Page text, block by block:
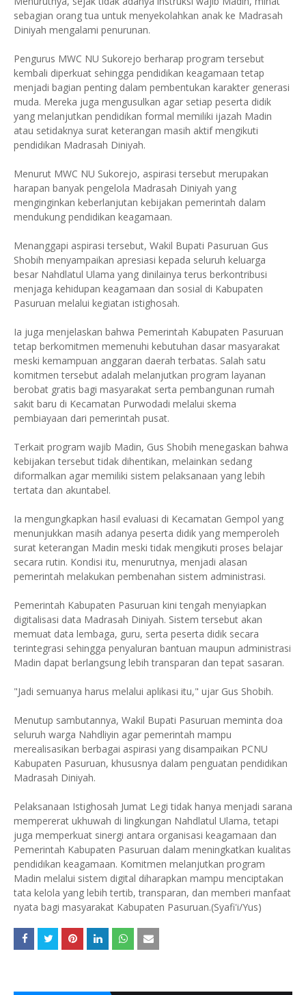
sebagian orang tua untuk menyekolahkan anak ke Madrasah
Diniyah mengalami penurunan.
Pengurus MWC NU Sukorejo berharap program tersebut
kembali diperkuat sehingga pendidikan keagamaan tetap
menjadi bagian penting dalam pembentukan karakter generasi
muda. Mereka juga mengusulkan agar setiap peserta didik
yang melanjutkan pendidikan formal memiliki ijazah Madin
atau setidaknya surat keterangan masih aktif mengikuti
pendidikan Madrasah Diniyah.
Menurut MWC NU Sukorejo, aspirasi tersebut merupakan
harapan banyak pengelola Madrasah Diniyah yang
menginginkan keberlanjutan kebijakan pemerintah dalam
mendukung pendidikan keagamaan.
Menanggapi aspirasi tersebut, Wakil Bupati Pasuruan Gus
Shobih menyampaikan apresiasi kepada seluruh keluarga
besar Nahdlatul Ulama yang dinilainya terus berkontribusi
menjaga kehidupan keagamaan dan sosial di Kabupaten
Pasuruan melalui kegiatan istighosah.
Ia juga menjelaskan bahwa Pemerintah Kabupaten Pasuruan
tetap berkomitmen memenuhi kebutuhan dasar masyarakat
meski kemampuan anggaran daerah terbatas. Salah satu
komitmen tersebut adalah melanjutkan program layanan
berobat gratis bagi masyarakat serta pembangunan rumah
sakit baru di Kecamatan Purwodadi melalui skema
pembiayaan dari pemerintah pusat.
Terkait program wajib Madin, Gus Shobih menegaskan bahwa
kebijakan tersebut tidak dihentikan, melainkan sedang
diformalkan agar memiliki sistem pelaksanaan yang lebih
tertata dan akuntabel.
Ia mengungkapkan hasil evaluasi di Kecamatan Gempol yang
menunjukkan masih adanya peserta didik yang memperoleh
surat keterangan Madin meski tidak mengikuti proses belajar
secara rutin. Kondisi itu, menurutnya, menjadi alasan
pemerintah melakukan pembenahan sistem administrasi.
Pemerintah Kabupaten Pasuruan kini tengah menyiapkan
digitalisasi data Madrasah Diniyah. Sistem tersebut akan
memuat data lembaga, guru, serta peserta didik secara
terintegrasi sehingga penyaluran bantuan maupun administrasi
Madin dapat berlangsung lebih transparan dan tepat sasaran.
"Jadi semuanya harus melalui aplikasi itu," ujar Gus Shobih.
Menutup sambutannya, Wakil Bupati Pasuruan meminta doa
seluruh warga Nahdliyin agar pemerintah mampu
merealisasikan berbagai aspirasi yang disampaikan PCNU
Kabupaten Pasuruan, khususnya dalam penguatan pendidikan
Madrasah Diniyah.
Pelaksanaan Istighosah Jumat Legi tidak hanya menjadi sarana
mempererat ukhuwah di lingkungan Nahdlatul Ulama, tetapi
juga memperkuat sinergi antara organisasi keagamaan dan
Pemerintah Kabupaten Pasuruan dalam meningkatkan kualitas
pendidikan keagamaan. Komitmen melanjutkan program
Madin melalui sistem digital diharapkan mampu menciptakan
tata kelola yang lebih tertib, transparan, dan memberi manfaat
nyata bagi masyarakat Kabupaten Pasuruan.(Syafi'i/Yus)